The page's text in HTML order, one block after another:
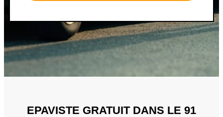
EPAVISTE GRATUIT DANS LE 91